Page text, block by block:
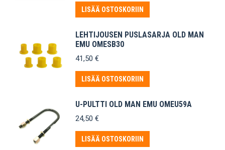
oli:
155,50 €.
on:
145,50 €.
LISÄÄ OSTOSKORIIN
LEHTIJOUSEN PUSLASARJA OLD MAN
EMU OMESB30
41,50 €
LISÄÄ OSTOSKORIIN
U-PULTTI OLD MAN EMU OMEU59A
24,50 €
LISÄÄ OSTOSKORIIN